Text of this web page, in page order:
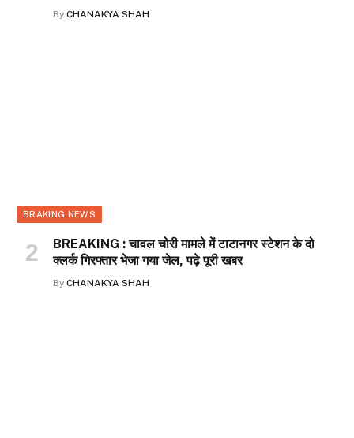
By CHANAKYA SHAH
BRAKING NEWS
BREAKING : चावल चोरी मामले में टाटानगर स्टेशन के दो
क्लर्क गिरफ्तार भेजा गया जेल, पढ़े पूरी खबर
By CHANAKYA SHAH